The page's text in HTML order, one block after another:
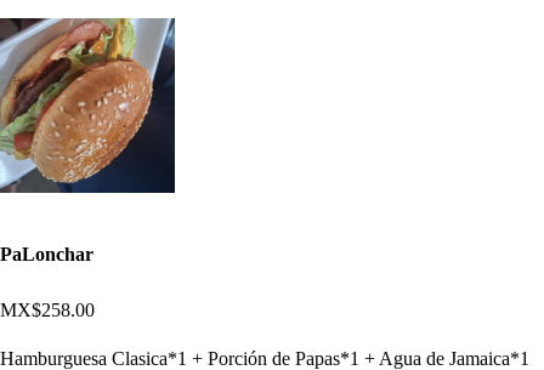
PaLonchar
MX$258.00
Hamburguesa Clasica*1 + Porción de Papas*1 + Agua de Jamaica*1